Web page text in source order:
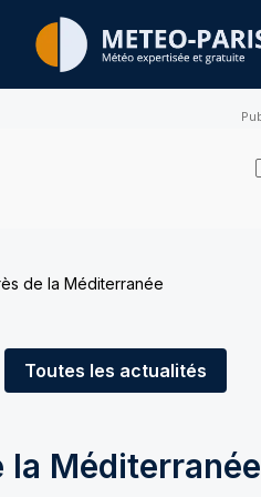
de la Méditerranée
Toutes les actualités
Méditerranée